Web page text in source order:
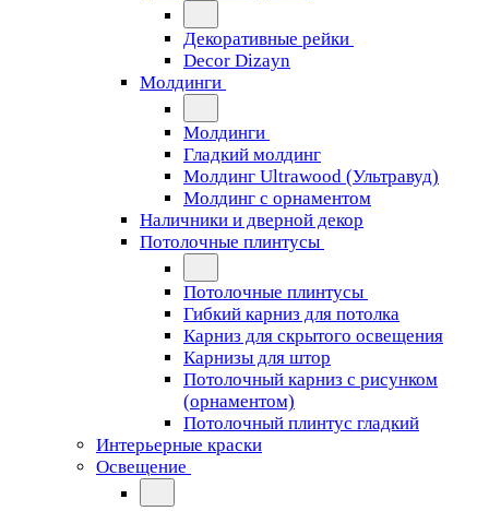
Декоративные рейки
Decor Dizayn
Молдинги
Молдинги
Гладкий молдинг
Молдинг Ultrawood (Ультравуд)
Молдинг с орнаментом
Наличники и дверной декор
Потолочные плинтусы
Потолочные плинтусы
Гибкий карниз для потолка
Карниз для скрытого освещения
Карнизы для штор
Потолочный карниз с рисунком
(орнаментом)
Потолочный плинтус гладкий
Интерьерные краски
Освещение